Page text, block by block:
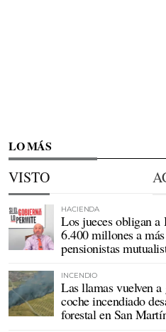
LO MÁS
VISTO
HACIENDA
Los jueces obligan a
6.400 millones a
pensionistas
INCENDIO
Las llamas vuelven
coche incendiado
forestal en San